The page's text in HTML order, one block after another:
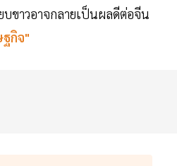
บขาวอาจกลายเป็นผลดีต่อจีน
กิจ"